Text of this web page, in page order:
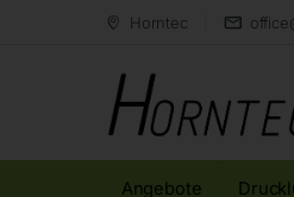
Horntec
Angebote